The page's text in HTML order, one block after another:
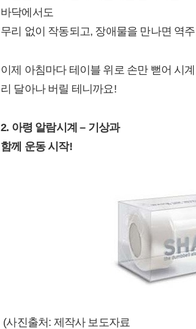
바닥에서도
무리 없이 작동되고, 장애물을 만나면 역
이제 아침마다 테이블 위로 손만 뻗어 시
리 달아나 버릴 테니까요!
2. 아령 알람시계 – 기상과
함께 운동 시작!
(사진출처: 제작사 보도자료